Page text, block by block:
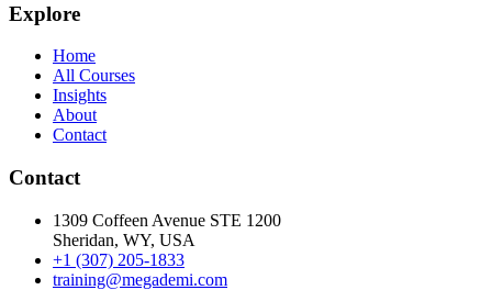
Explore
Home
All Courses
Insights
About
Contact
Contact
1309 Coffeen Avenue STE 1200
Sheridan, WY, USA
+1 (307) 205-1833
training@megademi.com